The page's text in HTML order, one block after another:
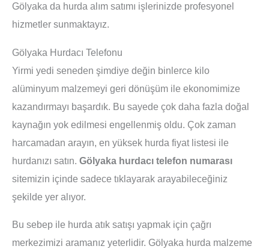
Gölyaka da hurda alım satımı işlerinizde profesyonel
hizmetler sunmaktayız.
Gölyaka Hurdacı Telefonu
Yirmi yedi seneden şimdiye değin binlerce kilo
alüminyum malzemeyi geri dönüşüm ile ekonomimize
kazandırmayı başardık. Bu sayede çok daha fazla doğal
kaynağın yok edilmesi engellenmiş oldu. Çok zaman
harcamadan arayın, en yüksek hurda fiyat listesi ile
hurdanızı satın. Gölyaka hurdacı telefon numarası
sitemizin içinde sadece tıklayarak arayabileceğiniz
şekilde yer alıyor.
Bu sebep ile hurda atık satışı yapmak için çağrı
merkezimizi aramanız yeterlidir. Gölyaka hurda malzeme